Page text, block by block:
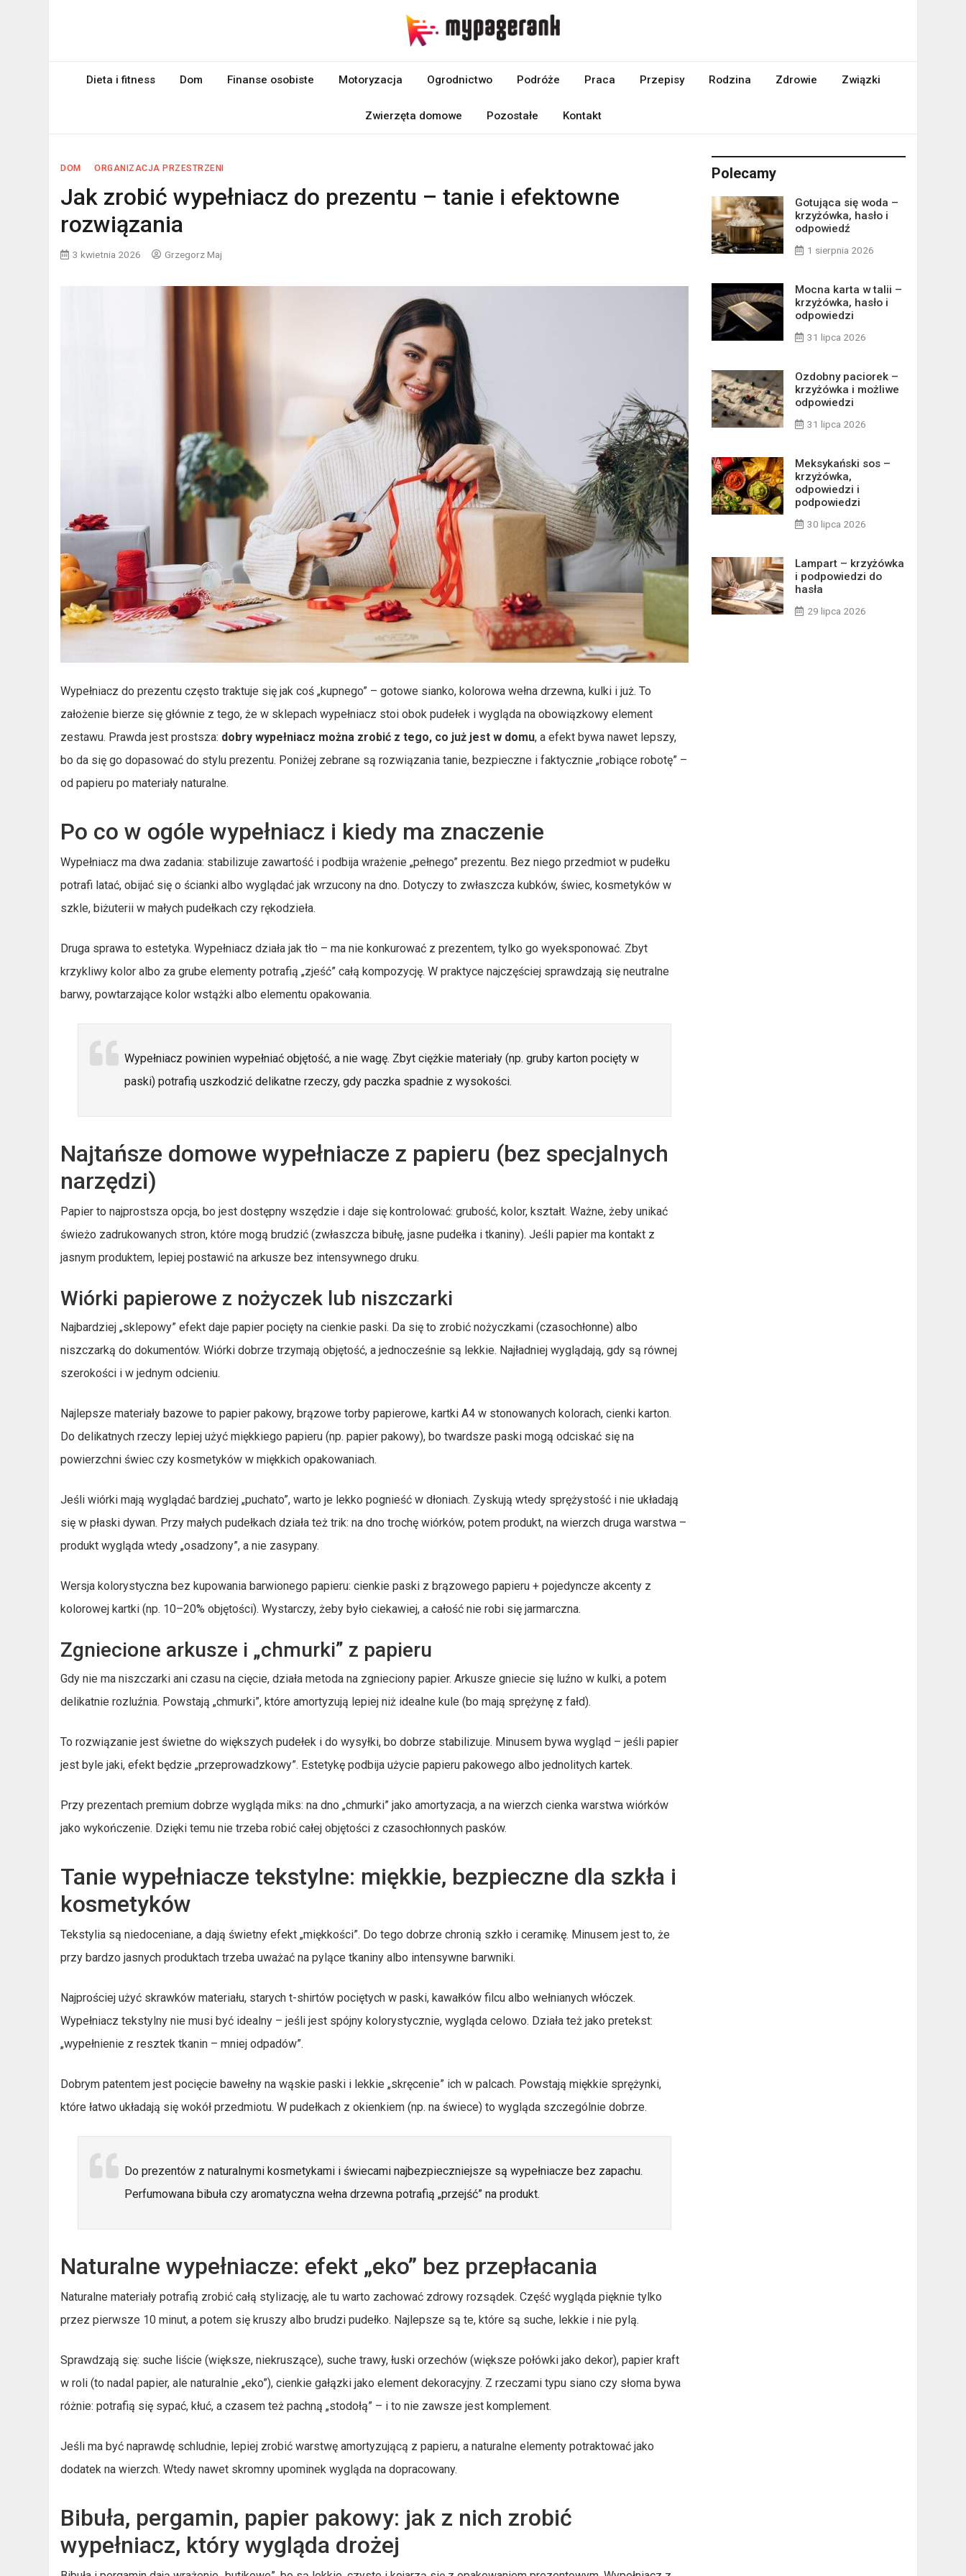
myPageRank.pl
Dieta i fitness Dom Finanse osobiste Motoryzacja Ogrodnictwo Podróże Praca Przepisy Rodzina Zdrowie Związki
Zwierzęta domowe Pozostałe Kontakt
DOM ORGANIZACJA PRZESTRZENI
Jak zrobić wypełniacz do prezentu – tanie i efektowne
rozwiązania
3 kwietnia 2026 Grzegorz Maj
Wypełniacz do prezentu często traktuje się jak coś „kupnego” – gotowe sianko, kolorowa wełna drzewna, kulki i już. To
założenie bierze się głównie z tego, że w sklepach wypełniacz stoi obok pudełek i wygląda na obowiązkowy element
zestawu. Prawda jest prostsza: dobry wypełniacz można zrobić z tego, co już jest w domu, a efekt bywa nawet lepszy,
bo da się go dopasować do stylu prezentu. Poniżej zebrane są rozwiązania tanie, bezpieczne i faktycznie „robiące robotę” –
od papieru po materiały naturalne.
Po co w ogóle wypełniacz i kiedy ma znaczenie
Wypełniacz ma dwa zadania: stabilizuje zawartość i podbija wrażenie „pełnego” prezentu. Bez niego przedmiot w pudełku
potrafi latać, obijać się o ścianki albo wyglądać jak wrzucony na dno. Dotyczy to zwłaszcza kubków, świec, kosmetyków w
szkle, biżuterii w małych pudełkach czy rękodzieła.
Druga sprawa to estetyka. Wypełniacz działa jak tło – ma nie konkurować z prezentem, tylko go wyeksponować. Zbyt
krzykliwy kolor albo za grube elementy potrafią „zjeść” całą kompozycję. W praktyce najczęściej sprawdzają się neutralne
barwy, powtarzające kolor wstążki albo elementu opakowania.
Wypełniacz powinien wypełniać objętość, a nie wagę. Zbyt ciężkie materiały (np. gruby karton pocięty w
paski) potrafią uszkodzić delikatne rzeczy, gdy paczka spadnie z wysokości.
Najtańsze domowe wypełniacze z papieru (bez specjalnych
narzędzi)
Papier to najprostsza opcja, bo jest dostępny wszędzie i daje się kontrolować: grubość, kolor, kształt. Ważne, żeby unikać
świeżo zadrukowanych stron, które mogą brudzić (zwłaszcza bibułę, jasne pudełka i tkaniny). Jeśli papier ma kontakt z
jasnym produktem, lepiej postawić na arkusze bez intensywnego druku.
Wiórki papierowe z nożyczek lub niszczarki
Najbardziej „sklepowy” efekt daje papier pocięty na cienkie paski. Da się to zrobić nożyczkami (czasochłonne) albo
niszczarką do dokumentów. Wiórki dobrze trzymają objętość, a jednocześnie są lekkie. Najładniej wyglądają, gdy są równej
szerokości i w jednym odcieniu.
Najlepsze materiały bazowe to papier pakowy, brązowe torby papierowe, kartki A4 w stonowanych kolorach, cienki karton.
Do delikatnych rzeczy lepiej użyć miękkiego papieru (np. papier pakowy), bo twardsze paski mogą odciskać się na
powierzchni świec czy kosmetyków w miękkich opakowaniach.
Jeśli wiórki mają wyglądać bardziej „puchato”, warto je lekko pognieść w dłoniach. Zyskują wtedy sprężystość i nie układają
się w płaski dywan. Przy małych pudełkach działa też trik: na dno trochę wiórków, potem produkt, na wierzch druga warstwa –
produkt wygląda wtedy „osadzony”, a nie zasypany.
Wersja kolorystyczna bez kupowania barwionego papieru: cienkie paski z brązowego papieru + pojedyncze akcenty z
kolorowej kartki (np. 10–20% objętości). Wystarczy, żeby było ciekawiej, a całość nie robi się jarmarczna.
Zgniecione arkusze i „chmurki” z papieru
Gdy nie ma niszczarki ani czasu na cięcie, działa metoda na zgnieciony papier. Arkusze gniecie się luźno w kulki, a potem
delikatnie rozluźnia. Powstają „chmurki”, które amortyzują lepiej niż idealne kule (bo mają sprężynę z fałd).
To rozwiązanie jest świetne do większych pudełek i do wysyłki, bo dobrze stabilizuje. Minusem bywa wygląd – jeśli papier
jest byle jaki, efekt będzie „przeprowadzkowy”. Estetykę podbija użycie papieru pakowego albo jednolitych kartek.
Przy prezentach premium dobrze wygląda miks: na dno „chmurki” jako amortyzacja, a na wierzch cienka warstwa wiórków
jako wykończenie. Dzięki temu nie trzeba robić całej objętości z czasochłonnych pasków.
Tanie wypełniacze tekstylne: miękkie, bezpieczne dla szkła i
kosmetyków
Tekstylia są niedoceniane, a dają świetny efekt „miękkości”. Do tego dobrze chronią szkło i ceramikę. Minusem jest to, że
przy bardzo jasnych produktach trzeba uważać na pylące tkaniny albo intensywne barwniki.
Najprościej użyć skrawków materiału, starych t-shirtów pociętych w paski, kawałków filcu albo wełnianych włóczek.
Wypełniacz tekstylny nie musi być idealny – jeśli jest spójny kolorystycznie, wygląda celowo. Działa też jako pretekst:
„wypełnienie z resztek tkanin – mniej odpadów”.
Dobrym patentem jest pocięcie bawełny na wąskie paski i lekkie „skręcenie” ich w palcach. Powstają miękkie sprężynki,
które łatwo układają się wokół przedmiotu. W pudełkach z okienkiem (np. na świece) to wygląda szczególnie dobrze.
Do prezentów z naturalnymi kosmetykami i świecami najbezpieczniejsze są wypełniacze bez zapachu.
Perfumowana bibuła czy aromatyczna wełna drzewna potrafią „przejść” na produkt.
Naturalne wypełniacze: efekt „eko” bez przepłacania
Naturalne materiały potrafią zrobić całą stylizację, ale tu warto zachować zdrowy rozsądek. Część wygląda pięknie tylko
przez pierwsze 10 minut, a potem się kruszy albo brudzi pudełko. Najlepsze są te, które są suche, lekkie i nie pylą.
Sprawdzają się: suche liście (większe, niekruszące), suche trawy, łuski orzechów (większe połówki jako dekor), papier kraft
w roli (to nadal papier, ale naturalnie „eko”), cienkie gałązki jako element dekoracyjny. Z rzeczami typu siano czy słoma bywa
różnie: potrafią się sypać, kłuć, a czasem też pachną „stodołą” – i to nie zawsze jest komplement.
Jeśli ma być naprawdę schludnie, lepiej zrobić warstwę amortyzującą z papieru, a naturalne elementy potraktować jako
dodatek na wierzch. Wtedy nawet skromny upominek wygląda na dopracowany.
Bibuła, pergamin, papier pakowy: jak z nich zrobić
wypełniacz, który wygląda drożej
Polecamy
Gotująca się woda –
krzyżówka, hasło i
odpowiedź
1 sierpnia 2026
Mocna karta w talii –
krzyżówka, hasło i
odpowiedzi
31 lipca 2026
Ozdobny paciorek –
krzyżówka i możliwe
odpowiedzi
31 lipca 2026
Meksykański sos –
krzyżówka,
odpowiedzi i
podpowiedzi
30 lipca 2026
Lampart – krzyżówka
i podpowiedzi do
hasła
29 lipca 2026